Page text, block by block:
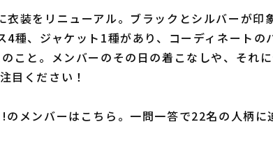
装をリニューアル。ブラックとシルバーが印
4種、ジャケット1種があり、コーディネートの
こと。メンバーのその日の着こなしや、それ
目ください！
ンバーはこちら。一問一答で22名の人柄に